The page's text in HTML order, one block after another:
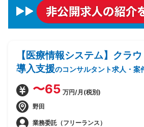
【医療情報システム】クラ
導入支援のコンサルタント求人・案
〜65 万円/月(税別)
野田
業務委託（フリーランス）